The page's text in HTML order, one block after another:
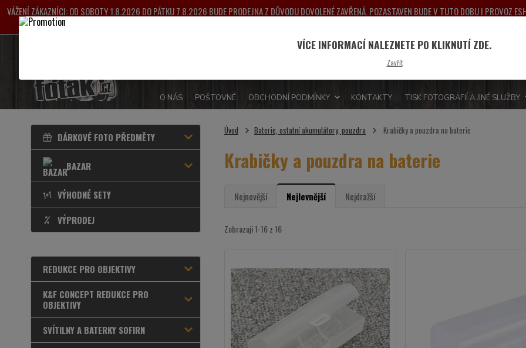
VÁŽENÍ ZÁKAZNÍCI: OD SOBOTY 1.8.2026 DO PÁTKU 7.8.2026 BUDE PRODEJNA Z DŮVODU DOVOLENÉ ZAVŘENÁ. POZASTAVEN BUDE V TUTO DOBU I PROVOZ
O NÁS POŠTOVNÉ OBCHODNÍ PODMÍNKY KONTAKTY TISK FOTOGRAFIÍ A JINÉ SLUŽBY
DÁRKOVÉ FOTO PŘEDMĚTY
BAZAR
VÝHODNÉ SETY
VÝPRODEJ
REDUKCE PRO OBJEKTIVY
K&F CONCEPT REDUKCE PRO
OBJEKTIVY
SVÍTILNY A BATERKY SOFIRN
Úvod Baterie, ostatní akumulátory, pouzdra Krabičky a pouzdra na baterie
Krabičky a pouzdra na baterie
Nejnovější Nejlevnější Nejdražší
Zobrazuji 1-16 z 16
VÍCE INFORMACÍ NALEZNETE PO KLIKNUTÍ ZDE.
Zavřít